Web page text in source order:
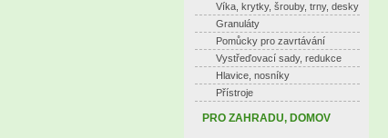
Víka, krytky, šrouby, trny, desky
Granuláty
Pomůcky pro zavrtávání
Vystřeďovací sady, redukce
Hlavice, nosníky
Přístroje
PRO ZAHRADU, DOMOV